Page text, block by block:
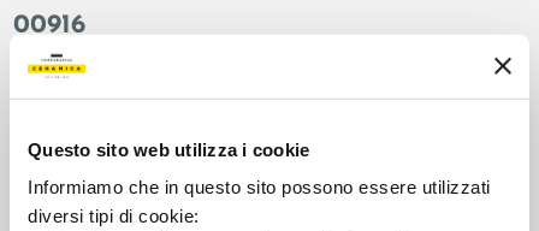
Questo sito web utilizza i cookie
Informiamo che in questo sito possono essere utilizzati
diversi tipi di cookie:
00916
Farbe:
Grau
Schlicht
Format:
120.0x120.0
natur
matt
Schattierung: